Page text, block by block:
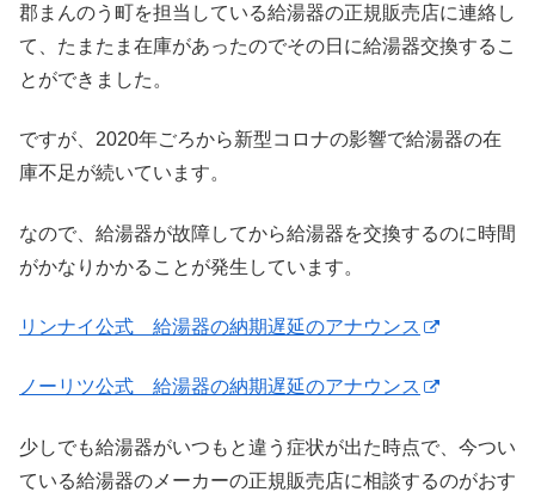
郡まんのう町を担当している給湯器の正規販売店に連絡し
て、たまたま在庫があったのでその日に給湯器交換するこ
とができました。
ですが、2020年ごろから新型コロナの影響で給湯器の在
庫不足が続いています。
なので、給湯器が故障してから給湯器を交換するのに時間
がかなりかかることが発生しています。
リンナイ公式 給湯器の納期遅延のアナウンス
ノーリツ公式 給湯器の納期遅延のアナウンス
少しでも給湯器がいつもと違う症状が出た時点で、今つい
ている給湯器のメーカーの正規販売店に相談するのがおす